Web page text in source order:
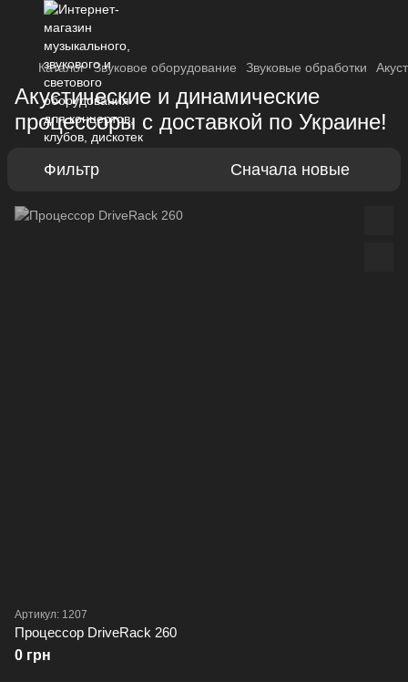
Каталог Звуковое оборудование Звуковые обработки
Акустические и динамические
процессоры с доставкой по Украине!
Фильтр Сначала новые
Артикул: 1207
Процессор DriveRack 260
0 грн